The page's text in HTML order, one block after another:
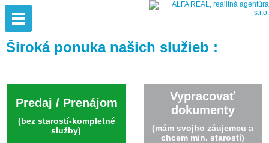
Široká ponuka našich služieb :
Predaj / Prenájom
(bez starostí-kompletné
služby)
Vypracovať
dokumenty
(mám svojho záujemcu a
chcem min. starostí)